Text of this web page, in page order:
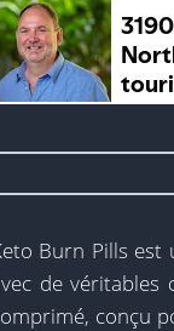
Burn Pills est
de véritables
conçu